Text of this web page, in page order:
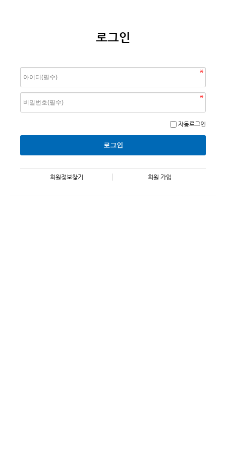
로그인
자동로그인
회원정보찾기 회원 가입